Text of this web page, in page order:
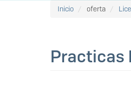
Inicio
oferta
Practicas